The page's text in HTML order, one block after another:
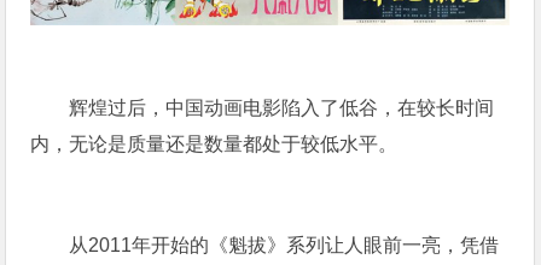
辉煌过后，中国动画电影陷入了低谷，在较长时间
内，无论是质量还是数量都处于较低水平。
从2011年开始的《魁拔》系列让人眼前一亮，凭借